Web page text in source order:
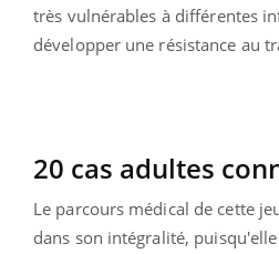
très vulnérables à différentes
développer une résistance au
20 cas adultes
Le parcours médical de cette
dans son intégralité,